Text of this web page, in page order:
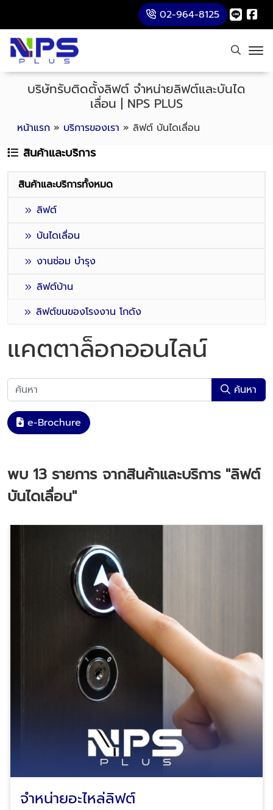
02-964-8125
หน้าแรก » บริการของเรา » ลิฟต์ บันไดเลื่อน
บริษัทรับติดตั้งลิฟต์ จำหน่ายลิฟต์และบันได
เลื่อน | NPS PLUS
สินค้าและบริการ
สินค้าและบริการทั้งหมด
ลิฟต์
บันไดเลื่อน
งานซ่อม บำรุง
ลิฟต์บ้าน
ลิฟต์ขนของโรงงาน โกดัง
แคตตาล็อกออนไลน์
ค้นหา
e-Brochure
พบ 13 รายการ จากสินค้าและบริการ "ลิฟต์
บันไดเลื่อน"
จำหน่ายอะไหล่ลิฟต์